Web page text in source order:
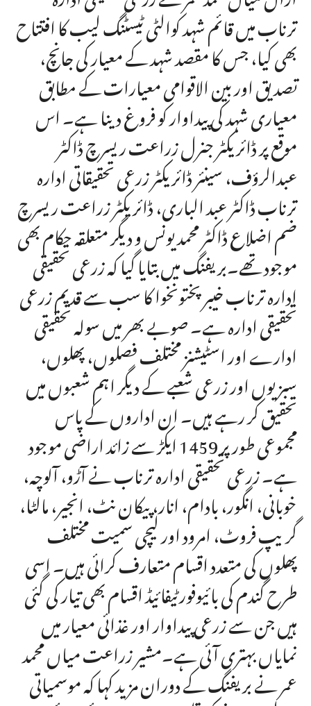
ترناب میں قائم شہد کوالٹی ٹیسٹنگ لیب کا افتتاح
بھی کیا، جس کا مقصد شہد کے معیار کی جانچ،
تصدیق اور بین الاقوامی معیارات کے مطابق
معیاری شہد کی پیداوار کو فروغ دینا ہے۔ اس
موقع پر ڈائریکٹر جنرل زراعت ریسرچ ڈاکٹر
عبدالرؤف، سینئر ڈائریکٹر زرعی تحقیقاتی ادارہ
ترناب ڈاکٹر عبد الباری، ڈائریکٹر زراعت ریسرچ
ضم اضلاع ڈاکٹر محمد یونس و دیگر متعلقہ حکام بھی
موجود تھے۔بریفنگ میں بتایا گیا کہ زرعی تحقیقی
ادارہ ترناب خیبرپختونخوا کا سب سے قدیم زرعی
تحقیقی ادارہ ہے۔ صوبے بھر میں سولہ تحقیقی
ادارے اور اسٹیشنز مختلف فصلوں، پھلوں،
سبزیوں اور زرعی شعبے کے دیگر اہم شعبوں میں
تحقیق کر رہے ہیں۔ ان اداروں کے پاس
مجموعی طور پر 1459 ایکڑ سے زائد اراضی موجود
ہے۔ زرعی تحقیقی ادارہ ترناب نے آڑو، آلوچہ،
خوبانی، انگور، بادام، انار، پیکان نٹ، انجیر، مالٹا،
گریپ فروٹ، امرود اور لیچی سمیت مختلف
پھلوں کی متعدد اقسام متعارف کرائی ہیں۔ اسی
طرح گندم کی بائیوفورٹیفائیڈ اقسام بھی تیار کی گئی
ہیں جن سے زرعی پیداوار اور غذائی معیار میں
نمایاں بہتری آئی ہے۔مشیر زراعت میاں محمد
عمر نے بریفنگ کے دوران مزید کہا کہ موسمیاتی